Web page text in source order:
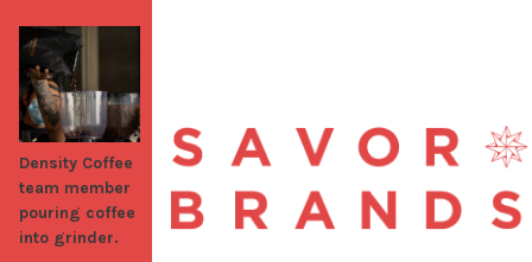
Density Coffee
team member
pouring coffee
into grinder.